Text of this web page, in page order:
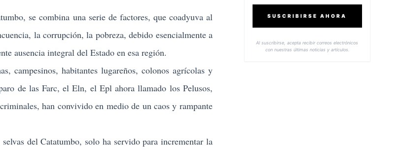
se combina una serie de factores, que coadyuva al
la corrupción, la pobreza, debido esencialmente a
ausencia integral del Estado en esa región.
campesinos, habitantes lugareños, colonos agrícolas y
de las Farc, el Eln, el Epl ahora llamado los Pelusos,
han convivido en medio de un caos y rampante
del Catatumbo, solo ha servido para incrementar la
SUSCRIBIRSE AHORA
Al suscribirse, acepta recibir correos electrónicos
con nuestras últimas noticias y artículos.